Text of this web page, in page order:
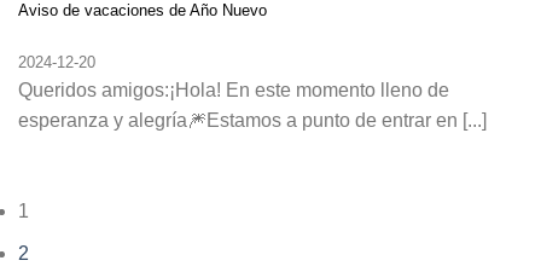
Aviso de vacaciones de Año Nuevo
2024-12-20
Queridos amigos:¡Hola! En este momento lleno de
esperanza y alegría🎆Estamos a punto de entrar en [...]
1
2